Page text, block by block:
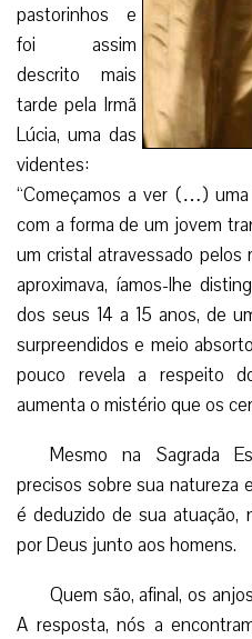
pastorinhos e
foi assim
descrito mais
tarde pela Irmã
Lúcia, uma das
videntes:
“Começamos a ver (…)
com a forma de um jovem
um cristal atravessado pelos
aproximava, íamos-lhe
dos seus 14 a 15 anos, de
surpreendidos e meio
pouco revela a respeito
aumenta o mistério que os
Mesmo na Sagrada
precisos sobre sua natureza
é deduzido de sua atuação,
por Deus junto aos homens.
Quem são, afinal, os
A resposta, nós a